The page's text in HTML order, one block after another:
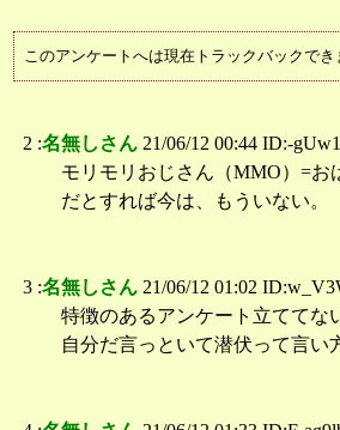
このアンケートへは現在トラックバックでき
2 :名無しさん 21/06/12 00:44 ID:-
モリモリおじさん（MMO）=お
だとすれば今は、もういない。
3 :名無しさん 21/06/12 01:02
特徴のあるアンケート立ててな
自分だ言っといて潜伏って言い